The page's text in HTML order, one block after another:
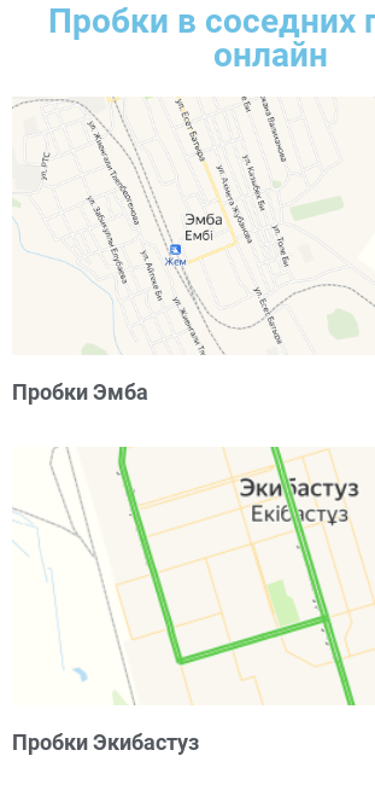
Пробки в соседних
онлайн
Пробки Эмба
Пробки Экибастуз